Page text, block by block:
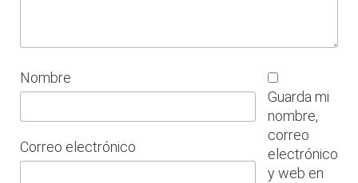
Nombre
Correo electrónico
Guarda mi
nombre,
correo
electrónico
y web en